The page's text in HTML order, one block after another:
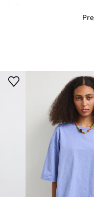
u kojem hrabrost,
da magija postoji tamo
one master of Death.